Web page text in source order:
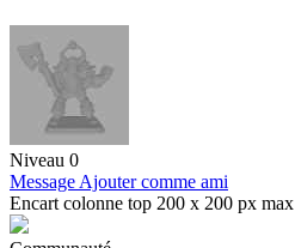
Niveau 0
Message Ajouter comme ami
Encart colonne top 200 x 200 px max